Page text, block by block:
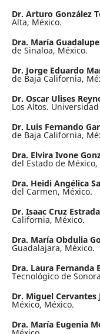
Dr. Arturo González
Alta, México.
Dra. María
de Sinaloa, México.
Dr. Jorge Eduardo
de Baja California,
Dr. Oscar Ulises
Los Altos.
Dr. Luis Fernando
de Baja California,
Dra. Elvira Ivone
del Estado de México,
Dra. Heidi Angélica
del Carmen, México.
Dr. Isaac Cruz
California, México.
Dra. María Obdulia
Guadalajara, México.
Dra. Laura Fernanda
Tecnológico de
Dr. Miguel Cervantes
México, México.
Dra. María Eugenia